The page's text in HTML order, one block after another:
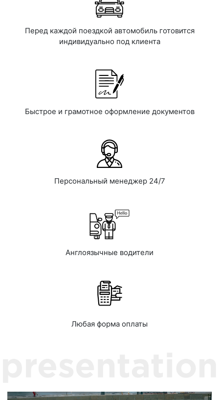
Перед каждой поездкой автомобиль готовится
индивидуально под клиента
Быстрое и грамотное оформление документов
Персональный менеджер 24/7
Англоязычные водители
Любая форма оплаты